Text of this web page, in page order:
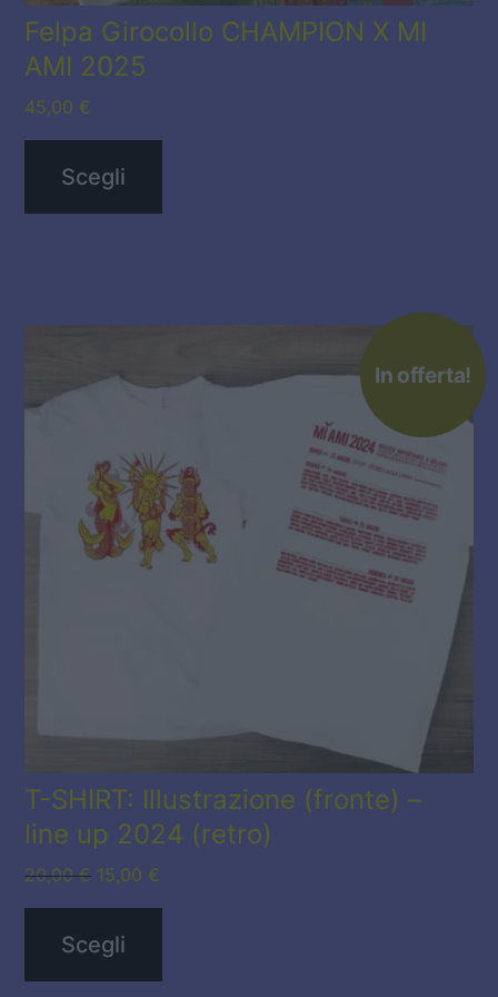
Felpa Girocollo CHAMPION X MI
AMI 2025
45,00 €
Scegli
del
prodotto
In offerta!
T-SHIRT: Illustrazione (fronte) –
line up 2024 (retro)
20,00€ Il
prezzo
originale
era:
15,00 €
prezzo
Scegli
prodotto
ha
varianti.
del
prodotto